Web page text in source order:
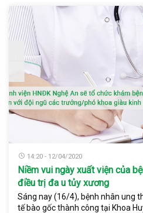
14:20 - 12/04/2020
Niềm vui ngày xuất viện của
điều trị đa u tủy xương
Sáng nay (16/4), bệnh nhân ung
tế bào gốc thành công tại Khoa